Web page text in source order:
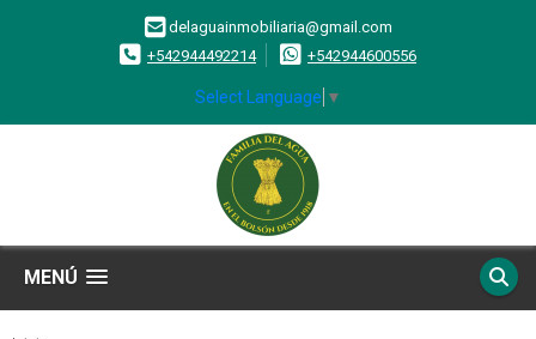
delaguainmobiliaria@gmail.com
+542944492214
+542944600556
Select Language ▼
MENÚ